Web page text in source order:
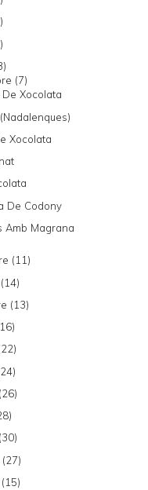
(7)
Xocolata
Xocolata
De Codony
Amb Magrana
(11)
(14)
(13)
(26)
(30)
(27)
(15)